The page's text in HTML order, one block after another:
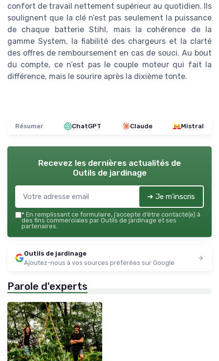
confort de travail nettement supérieur au quotidien. Ils
soulignent que la clé n’est pas seulement la puissance
de chaque batterie Stihl, mais la cohérence de la
gamme System, la fiabilité des chargeurs et la clarté
des offres de remboursement en cas de souci. Au bout
du compte, ce n’est pas le couple moteur qui fait la
différence, mais le sourire après la dixième tonte.
Résumer ChatGPT Claude Mistral
Recevez les dernières actualités de
Outils de jardinage
➔ Je m'inscris
* En remplissant ce formulaire, j’accepte d’être contacté(e) à
des fins commerciales par Outils de jardinage et ses
partenaires.
Outils de jardinage
Ajoutez-nous à vos sources préférées sur Google
Parole d'experts